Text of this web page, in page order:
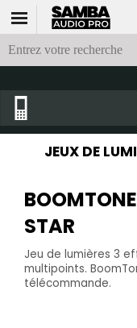
JEUX DE
STAR
Jeu de lumières 3
multipoints.
télécommande.